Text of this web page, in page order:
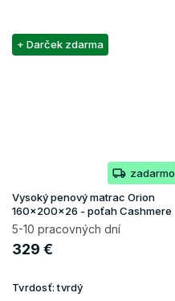
+ Darček zdarma
zadarmo
Vysoký penový matrac Orion
160x200x26 - poťah Cashmere
5-10 pracovných dní
329 €
Tvrdosť:tvrdý